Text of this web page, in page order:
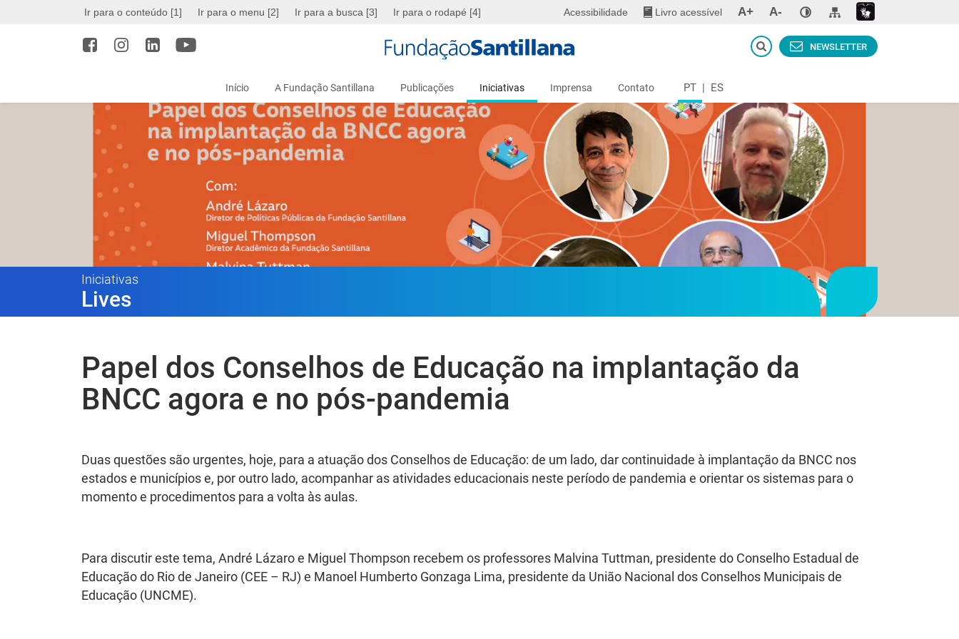
Ir para o conteúdo [1] Ir para o menu [2] Ir para a busca [3] Ir para o rodapé [4] Acessibilidade Livro acessível A+ A-
Início A Fundação Santillana Publicações Iniciativas Imprensa Contato PT | ES
NEWSLETTER
Iniciativas
Lives
Papel dos Conselhos de Educação na implantação da
BNCC agora e no pós-pandemia
Duas questões são urgentes, hoje, para a atuação dos Conselhos de Educação: de um lado, dar continuidade à implantação da BNCC nos
estados e municípios e, por outro lado, acompanhar as atividades educacionais neste período de pandemia e orientar os sistemas para o
momento e procedimentos para a volta às aulas.
Para discutir este tema, André Lázaro e Miguel Thompson recebem os professores Malvina Tuttman, presidente do Conselho Estadual de
Educação do Rio de Janeiro (CEE – RJ) e Manoel Humberto Gonzaga Lima, presidente da União Nacional dos Conselhos Municipais de
Educação (UNCME).